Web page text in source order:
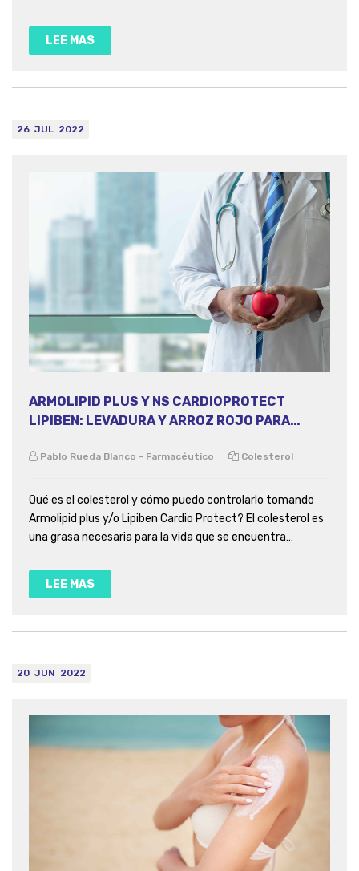
una gran diversidad de succionadores no nutritivos que
pueden traer de cabeza a los padres a...
LEE MAS
26 JUL 2022
ARMOLIPID PLUS Y NS CARDIOPROTECT
LIPIBEN: LEVADURA Y ARROZ ROJO PARA
Pablo Rueda Blanco - Farmacéutico Colesterol
Qué es el colesterol y cómo puedo controlarlo tomando
Armolipid plus y/o Lipiben Cardio Protect? El colesterol es
una grasa necesaria para la vida que se encuentra
otras funciones, es precursor de hormonas y esteroides
como el cortisol.
LEE MAS
20 JUN 2022